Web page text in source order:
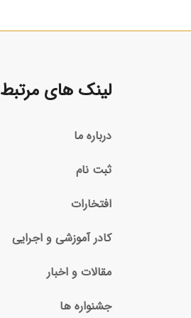
لینک های مرتبط
درباره ما
ثبت نام
افتخارات
کادر آموزشی و اجرایی
مقالات و اخبار
جشنواره ها